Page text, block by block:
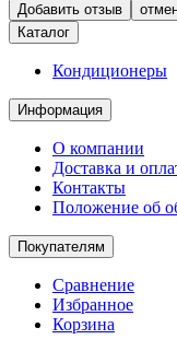
Каталог
Кондиционеры
Информация
О компании
Доставка и
Контакты
Положение об
Покупателям
Сравнение
Избранное
Корзина